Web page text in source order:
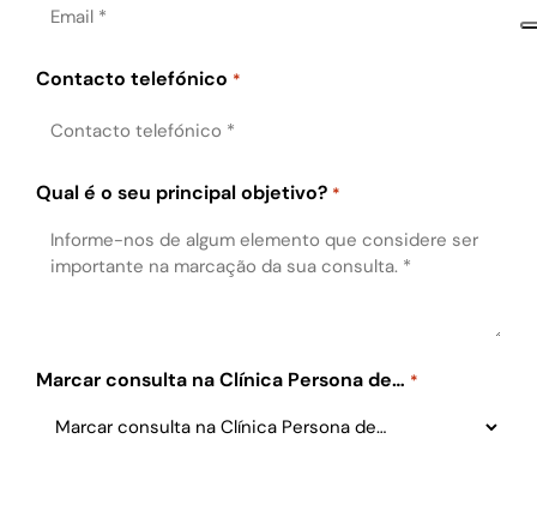
Contacto telefónico *
Qual é o seu principal objetivo? *
Marcar consulta na Clínica Persona de… *